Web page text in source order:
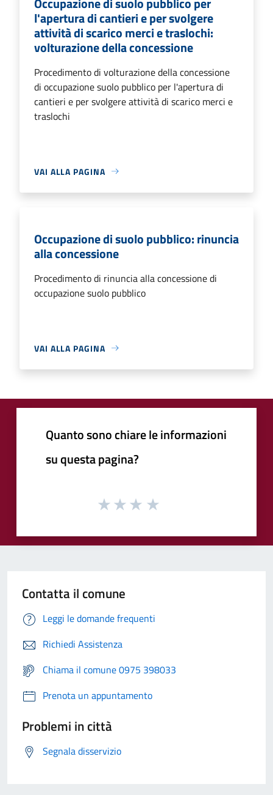
l'apertura di cantieri e per svolgere
attività di scarico merci e traslochi:
volturazione della concessione
Procedimento di volturazione della concessione
di occupazione suolo pubblico per l'apertura di
cantieri e per svolgere attività di scarico merci e
traslochi
VAI ALLA PAGINA
Occupazione di suolo pubblico: rinuncia
alla concessione
Procedimento di rinuncia alla concessione di
occupazione suolo pubblico
VAI ALLA PAGINA
Quanto sono chiare le informazioni
su questa pagina?
Contatta il comune
Leggi le domande frequenti
Richiedi Assistenza
Chiama il comune 0975 398033
Prenota un appuntamento
Problemi in città
Segnala disservizio